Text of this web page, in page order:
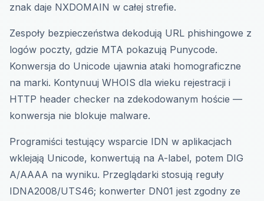
znak daje NXDOMAIN w całej strefie.
Zespoły bezpieczeństwa dekodują URL phishingowe z
logów poczty, gdzie MTA pokazują Punycode.
Konwersja do Unicode ujawnia ataki homograficzne
na marki. Kontynuuj WHOIS dla wieku rejestracji i
HTTP header checker na zdekodowanym hoście —
konwersja nie blokuje malware.
Programiści testujący wsparcie IDN w aplikacjach
wklejają Unicode, konwertują na A-label, potem DIG
A/AAAA na wyniku. Przeglądarki stosują reguły
IDNA2008/UTS46; konwerter DN01 jest zgodny ze